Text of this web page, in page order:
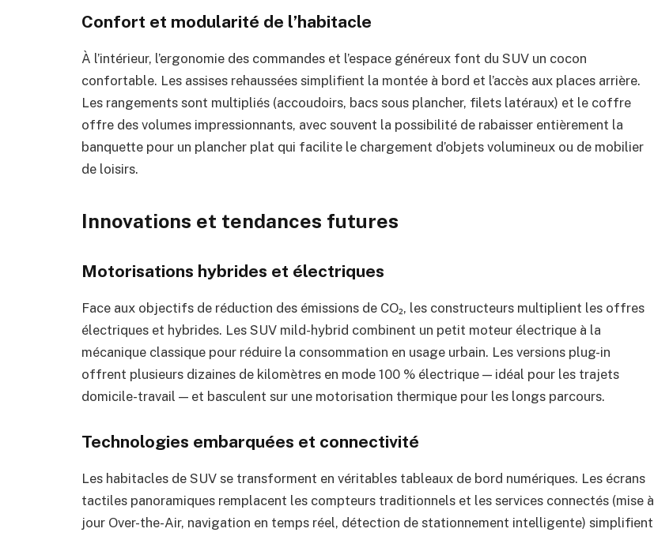
Confort et modularité de l’habitacle
À l’intérieur, l’ergonomie des commandes et l’espace généreux font du SUV un cocon
confortable. Les assises rehaussées simplifient la montée à bord et l’accès aux places arrière.
Les rangements sont multipliés (accoudoirs, bacs sous plancher, filets latéraux) et le coffre
offre des volumes impressionnants, avec souvent la possibilité de rabaisser entièrement la
banquette pour un plancher plat qui facilite le chargement d’objets volumineux ou de mobilier
de loisirs.
Innovations et tendances futures
Motorisations hybrides et électriques
Face aux objectifs de réduction des émissions de CO₂, les constructeurs multiplient les offres
électriques et hybrides. Les SUV mild-hybrid combinent un petit moteur électrique à la
mécanique classique pour réduire la consommation en usage urbain. Les versions plug-in
offrent plusieurs dizaines de kilomètres en mode 100 % électrique — idéal pour les trajets
domicile-travail — et basculent sur une motorisation thermique pour les longs parcours.
Technologies embarquées et connectivité
Les habitacles de SUV se transforment en véritables tableaux de bord numériques. Les écrans
tactiles panoramiques remplacent les compteurs traditionnels et les services connectés (mise à
jour Over-the-Air, navigation en temps réel, détection de stationnement intelligente) simplifient